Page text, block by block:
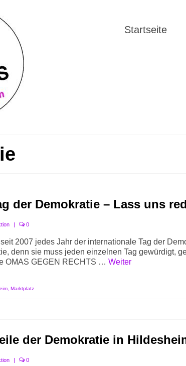
Startseite
der Demokratie – Lass uns
| 0
2007 jedes Jahr der internationale Tag der
denn sie muss jeden einzelnen Tag gewürdigt,
OMAS GEGEN RECHTS … Weiter
Marktplatz
der Demokratie in
| 0